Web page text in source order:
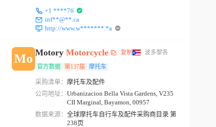
+1 ****76
inf**@**.ca
http://www.w*******.*a
Mo MotoryMotorcycle 复制 波多黎各
官方数据 第137届 摩托车
采购清单： 摩托车及配件
公司地址：Urbanizacion Bella Vista Gardens, V235
CII Marginal, Bayamon, 00957
数据来源：全球摩托车自行车及配件采购商目录 第
238页